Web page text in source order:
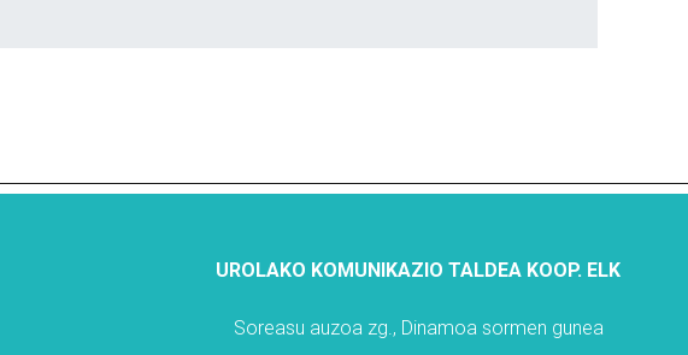
UROLAKO KOMUNIKAZIO TALDEA KOOP. ELK
Soreasu auzoa zg., Dinamoa sormen gunea